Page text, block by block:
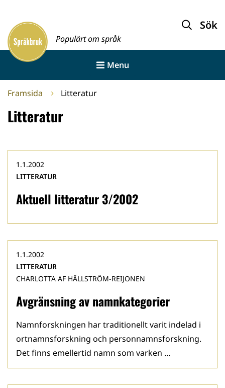
innehållet
Framsida
Populärt om språk
Sök
Menu
Framsida Litteratur
Litteratur
Aktuell litteratur 3/2002
1.1.2002
LITTERATUR
Avgränsning av namnkategorier
1.1.2002
LITTERATUR
CHARLOTTA AF HÄLLSTRÖM-REIJONEN
Namnforskningen har traditionellt varit indelad i
ortnamnsforskning och personnamnsforskning.
Det finns emellertid namn som varken …